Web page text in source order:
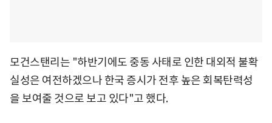
모건스탠리는 "하반기에도 중동 사태로 인한 대외적 불확
실성은 여전하겠으나 한국 증시가 전후 높은 회복탄력성
을 보여줄 것으로 보고 있다"고 했다.